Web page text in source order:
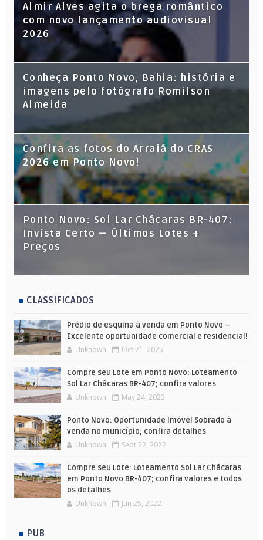
Almir Alves agita o brega romântico
com novo lançamento audiovisual
2026
Conheça Ponto Novo, Bahia: história e
imagens pelo fotógrafo Romilson
Almeida
Confira as fotos do Arraiá do CRAS
2026 em Ponto Novo!
Ponto Novo: Sol Lar Chácaras BR-407:
Invista Certo — Últimos Lotes +
Preços
CLASSIFICADOS
Prédio de esquina à venda em Ponto Novo –
Excelente oportunidade comercial e residencial!
Unknown Oct 21, 2025
Compre seu Lote em Ponto Novo: Loteamento
Sol Lar Chácaras BR-407; confira valores
Unknown May 24, 2023
Ponto Novo: Oportunidade Imóvel Sobrado à
venda no município; confira detalhes
Unknown Sept 22, 2022
Compre seu Lote: Loteamento Sol Lar Chácaras
em Ponto Novo BR-407; confira valores e todos
os detalhes
Unknown Jun 25, 2022
PUB